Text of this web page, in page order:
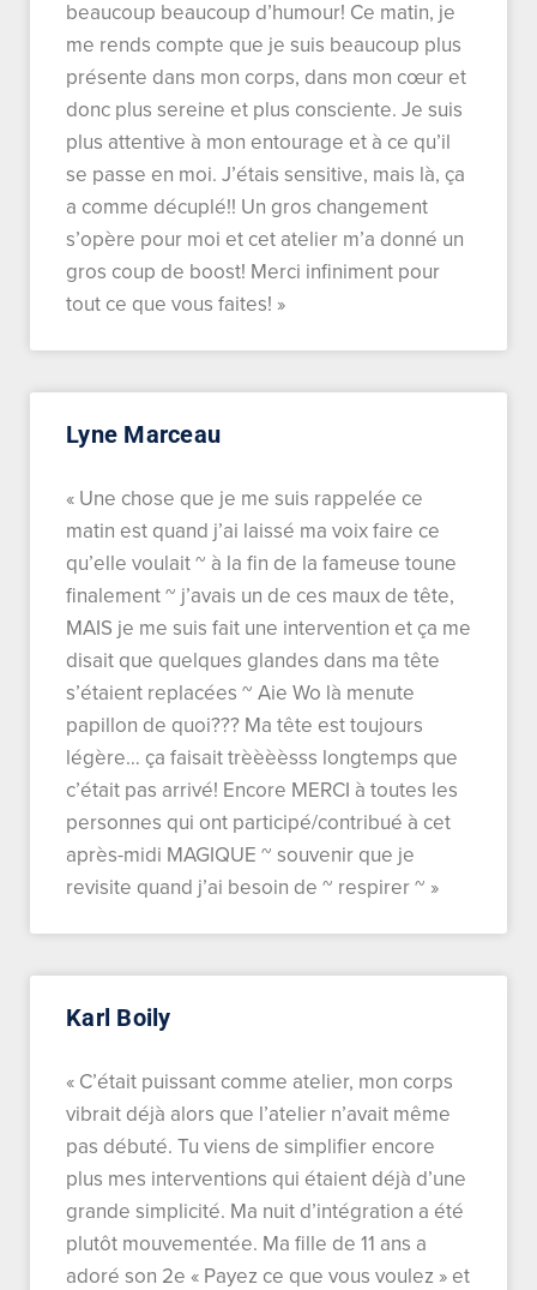
beaucoup beaucoup d’humour! Ce matin, je
me rends compte que je suis beaucoup plus
présente dans mon corps, dans mon cœur et
donc plus sereine et plus consciente. Je suis
plus attentive à mon entourage et à ce qu’il
se passe en moi. J’étais sensitive, mais là, ça
a comme décuplé!! Un gros changement
s’opère pour moi et cet atelier m’a donné un
gros coup de boost! Merci infiniment pour
tout ce que vous faites! »
Lyne Marceau
« Une chose que je me suis rappelée ce
matin est quand j’ai laissé ma voix faire ce
qu’elle voulait ~ à la fin de la fameuse toune
finalement ~ j’avais un de ces maux de tête,
MAIS je me suis fait une intervention et ça me
disait que quelques glandes dans ma tête
s’étaient replacées ~ Aie Wo là menute
papillon de quoi??? Ma tête est toujours
légère… ça faisait trèèèèsss longtemps que
c’était pas arrivé! Encore MERCI à toutes les
personnes qui ont participé/contribué à cet
après-midi MAGIQUE ~ souvenir que je
revisite quand j’ai besoin de ~ respirer ~ »
Karl Boily
« C’était puissant comme atelier, mon corps
vibrait déjà alors que l’atelier n’avait même
pas débuté. Tu viens de simplifier encore
plus mes interventions qui étaient déjà d’une
grande simplicité. Ma nuit d’intégration a été
plutôt mouvementée. Ma fille de 11 ans a
adoré son 2e « Payez ce que vous voulez » et